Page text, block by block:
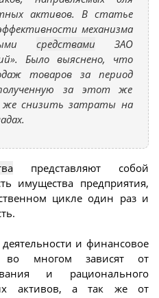
активов. В статье
механизма
средствами ЗАО
Было выяснено, что
товаров за период
за этот же
же снизить затраты на
представляют собой
имущества предприятия,
цикле один раз и
и финансовое
во многом зависят от
и рационального
активов, а так же от